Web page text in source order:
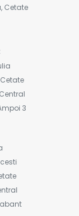
Cetate
3